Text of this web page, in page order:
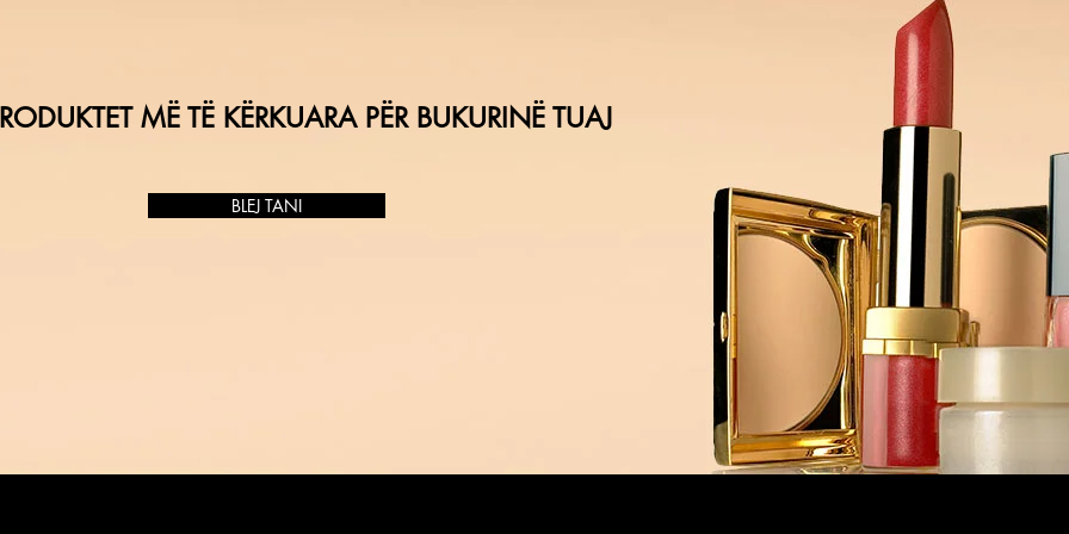
MË TË KËRKUARA PËR BUKURINË TUAJ
BLEJ TANI